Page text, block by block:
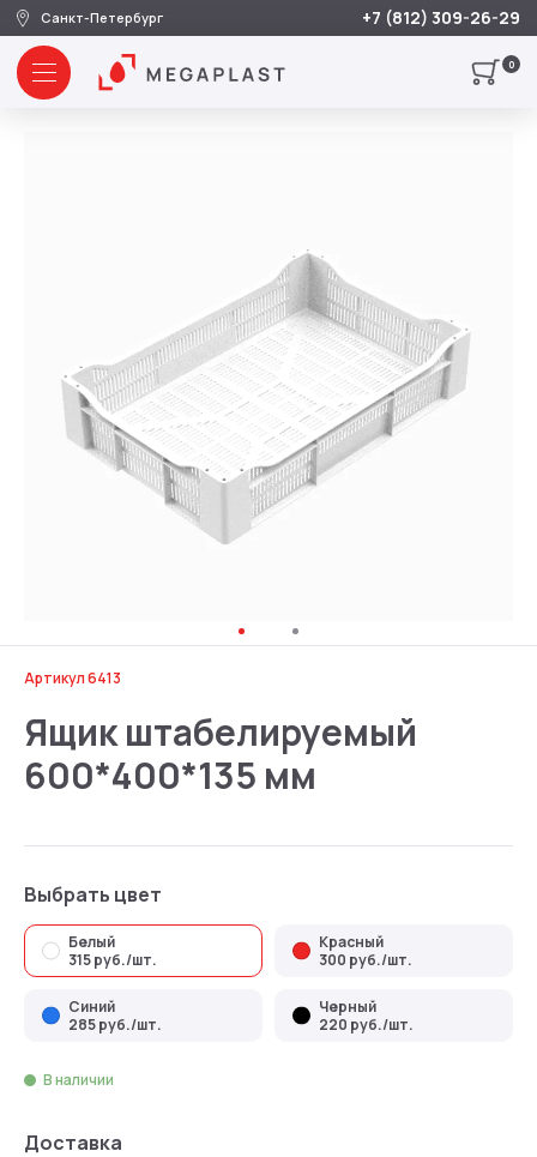
Санкт-Петербург +7 (812) 309-26-29
0
Артикул 6413
Ящик штабелируемый
600*400*135 мм
Выбрать цвет
Белый
315 руб./шт.
Красный
300 руб./шт.
Синий
285 руб./шт.
Черный
220 руб./шт.
В наличии
Доставка